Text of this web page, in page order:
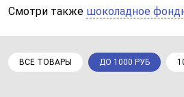
Смотри также шоколадное
ВСЕ ТОВАРЫ ДО 1000 РУБ